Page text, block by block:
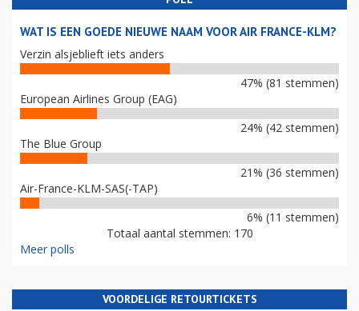
WAT IS EEN GOEDE NIEUWE NAAM VOOR AIR FRANCE-KLM?
Verzin alsjeblieft iets anders
47% (81 stemmen)
European Airlines Group (EAG)
24% (42 stemmen)
The Blue Group
21% (36 stemmen)
Air-France-KLM-SAS(-TAP)
6% (11 stemmen)
Totaal aantal stemmen: 170
Meer polls
VOORDELIGE RETOURTICKETS